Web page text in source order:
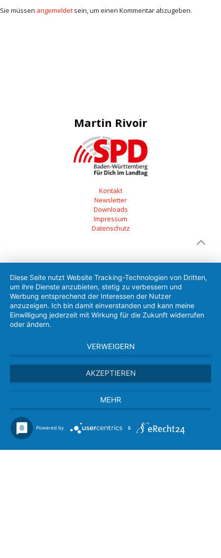
Sie müssen angemeldet sein, um einen Kommentar abzugeben.
Martin Rivoir
Kontakt
Newsletter
Downloads
Impressum
Datenschutz
Diese Seite nutzt Website Tracking-Technologien von Dritten,
um ihre Dienste anzubieten, stetig zu verbessern und
Werbung entsprechend der Interessen der Nutzer
anzuzeigen. Ich bin damit einverstanden und kann meine
Einwilligung jederzeit mit Wirkung für die Zukunft widerrufen
oder ändern.
VERWEIGERN
AKZEPTIEREN
MEHR
Powered by &